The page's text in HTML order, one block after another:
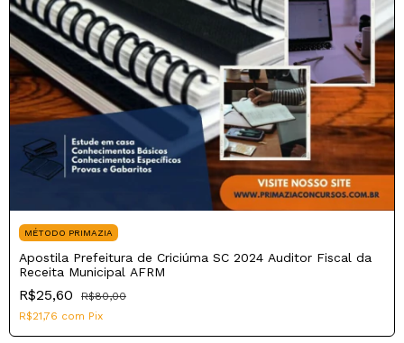
MÉTODO PRIMAZIA
Apostila Prefeitura de Criciúma SC 2024 Auditor Fiscal da
Receita Municipal AFRM
R$25,60
R$80,00
R$21,76 com Pix